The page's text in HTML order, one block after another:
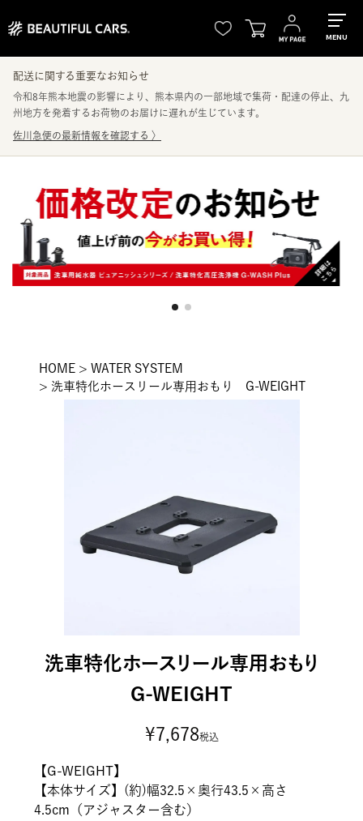
MENU
配送に関する重要なお知らせ
令和8年熊本地震の影響により、熊本県内の一部地域で集荷・配達の停止、九
州地方を発着するお荷物のお届けに遅れが生じています。
佐川急便の最新情報を確認する 〉
HOME
WATER SYSTEM
洗車特化ホースリール専用おもり G-WEIGHT
洗車特化ホースリール専用おもり
G-WEIGHT
¥7,678税込
【G-WEIGHT】
【本体サイズ】(約)幅32.5×奥行43.5×高さ
4.5cm（アジャスター含む）